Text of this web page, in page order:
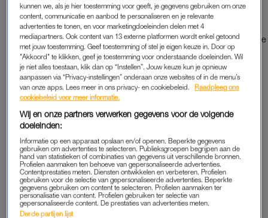
HOE SPEEL JE BUBBLE GAME 3?
Schiet de bubbel weg tegen de bubbelmuur.
Beweeg je muis om de schietrichting te bepalen en door te
klikken vuur je je bubbel af.
Wanneer minimaal 3 bubbels van dezelfde kleur elkaar
raken, verdwijnen ze.
Hoe meer bubbels je tegelijk laat verdwijnen, hoe meer
punten je scoort.
Probeer alle bubbels van het spel weg te schieten en
daarmee een zo hoog mogelijke score te behalen.
Benieuwd naar de andere spelletjes? Kijk voor het hele
overzicht opLINDA.nl/spelletjes
GOED ARTIKEL? DELEN MAAR.
kunnen we, als je hier toestemming voor geeft, je gegevens gebruiken om onze
content, communicatie en aanbod te personaliseren en je relevante
advertenties te tonen, en voor marketingdoeleinden delen met 4
mediapartners. Ook content van 13 externe platformen wordt enkel getoond
met jouw toestemming. Geef toestemming of stel je eigen keuze in. Door op
"Akkoord" te klikken, geef je toestemming voor onderstaande doeleinden. Wil
je niet alles toestaan, klik dan op “Instellen”. Jouw keuze kun je opnieuw
aanpassen via “Privacy-instellingen” onderaan onze websites of in de menu’s
van onze apps. Lees meer in ons privacy- en cookiebeleid.
Raadpleeg ons
cookiebeleid voor meer informatie.
Wij en onze partners verwerken gegevens voor de volgende
doeleinden:
Informatie op een apparaat opslaan en/of openen. Beperkte gegevens
gebruiken om advertenties te selecteren. Publieksgroepen begrijpen aan de
hand van statistieken of combinaties van gegevens uit verschillende bronnen.
Profielen aanmaken ten behoeve van gepersonaliseerde advertenties.
Contentprestaties meten. Diensten ontwikkelen en verbeteren. Profielen
gebruiken voor de selectie van gepersonaliseerde advertenties. Beperkte
gegevens gebruiken om content te selecteren. Profielen aanmaken ter
personalisatie van content. Profielen gebruiken ter selectie van
gepersonaliseerde content. De prestaties van advertenties meten.
Derde partijen lijst